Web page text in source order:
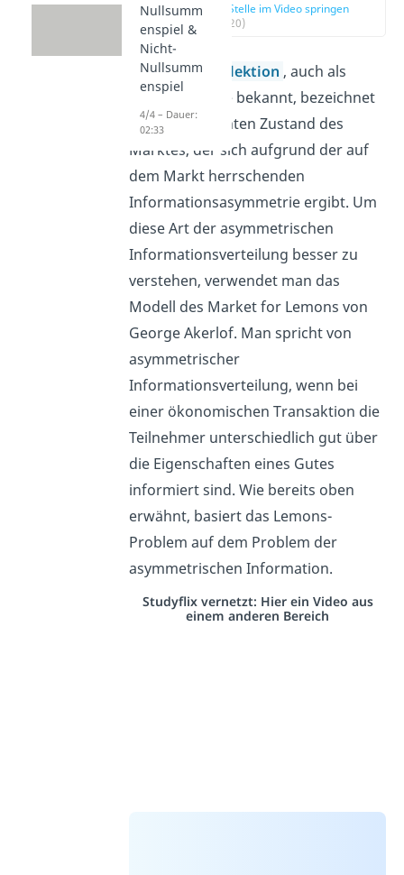
zur Stelle im Video springen
(00:20)
Dieadverse Selektion , auch als
Negativauslese bekannt, bezeichnet
einen ineffizienten Zustand des
Marktes, der sich aufgrund der auf
dem Markt herrschenden
Informationsasymmetrie ergibt. Um
diese Art der asymmetrischen
Informationsverteilung besser zu
verstehen, verwendet man das
Modell des Market for Lemons von
George Akerlof. Man spricht von
asymmetrischer
Informationsverteilung, wenn bei
einer ökonomischen Transaktion die
Teilnehmer unterschiedlich gut über
die Eigenschaften eines Gutes
informiert sind. Wie bereits oben
erwähnt, basiert das Lemons-
Problem auf dem Problem der
asymmetrischen Information.
Studyflix vernetzt: Hier ein Video aus
einem anderen Bereich
Nullsumm
enspiel &
Nicht-
Nullsumm
enspiel
4/4 – Dauer:
02:33